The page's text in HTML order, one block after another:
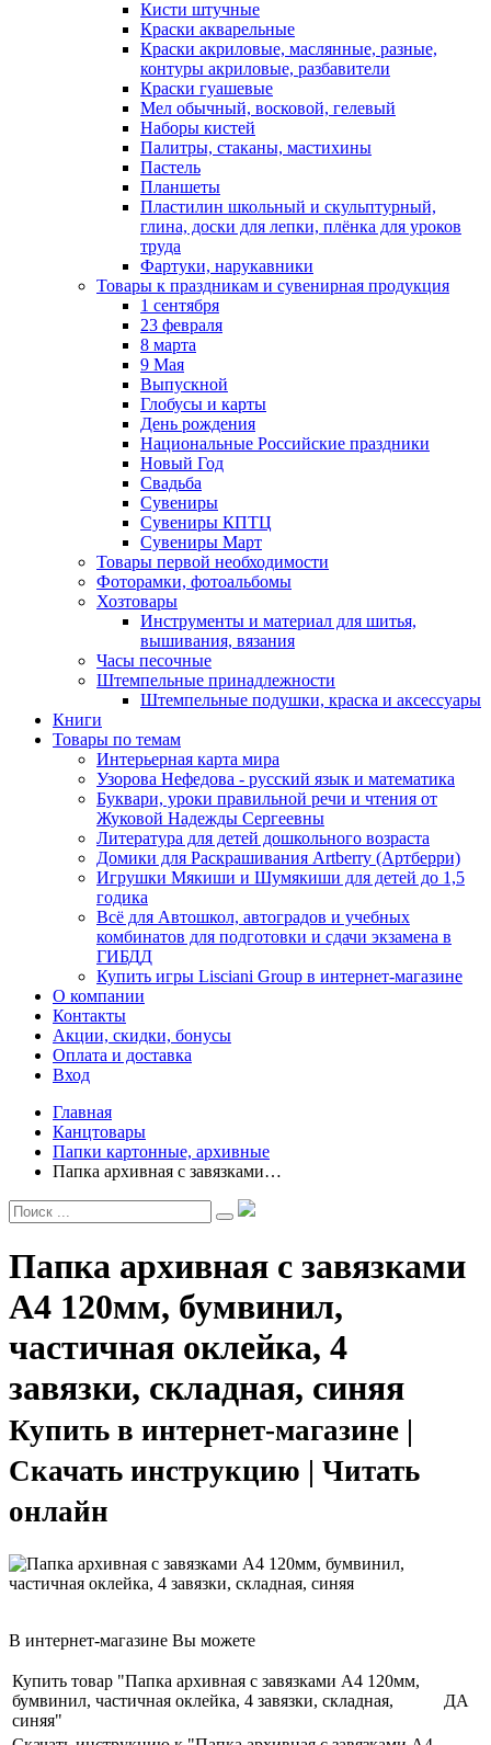
Кисти штучные
Краски акварельные
Краски акриловые, маслянные, разные,
контуры акриловые, разбавители
Краски гуашевые
Мел обычный, восковой, гелевый
Наборы кистей
Палитры, стаканы, мастихины
Пастель
Планшеты
Пластилин школьный и скульптурный,
глина, доски для лепки, плёнка для уроков
труда
Фартуки, нарукавники
Товары к праздникам и сувенирная продукция
1 сентября
23 февраля
8 марта
9 Мая
Выпускной
Глобусы и карты
День рождения
Национальные Российские праздники
Новый Год
Свадьба
Сувениры
Сувениры КПТЦ
Сувениры Март
Товары первой необходимости
Фоторамки, фотоальбомы
Хозтовары
Инструменты и материал для шитья,
вышивания, вязания
Часы песочные
Штемпельные принадлежности
Штемпельные подушки, краска и аксессуары
Книги
Товары по темам
Интерьерная карта мира
Узорова Нефедова - русский язык и математика
Буквари, уроки правильной речи и чтения от
Жуковой Надежды Сергеевны
Литература для детей дошкольного возраста
Домики для Раскрашивания Artberry (Артберри)
Игрушки Мякиши и Шумякиши для детей до 1,5
годика
Всё для Автошкол, автоградов и учебных
комбинатов для подготовки и сдачи экзамена в
ГИБДД
Купить игры Lisciani Group в интернет-магазине
О компании
Контакты
Акции, скидки, бонусы
Оплата и доставка
Вход
Главная
Канцтовары
Папки картонные, архивные
Папка архивная с завязками…
Папка архивная с завязками
A4 120мм, бумвинил,
частичная оклейка, 4
завязки, складная, синяя
Купить в интернет-магазине |
Скачать инструкцию | Читать
онлайн
В интернет-магазине Вы можете
Купить товар "Папка архивная с завязками A4 120мм,
бумвинил, частичная оклейка, 4 завязки, складная,
синяя"
ДА